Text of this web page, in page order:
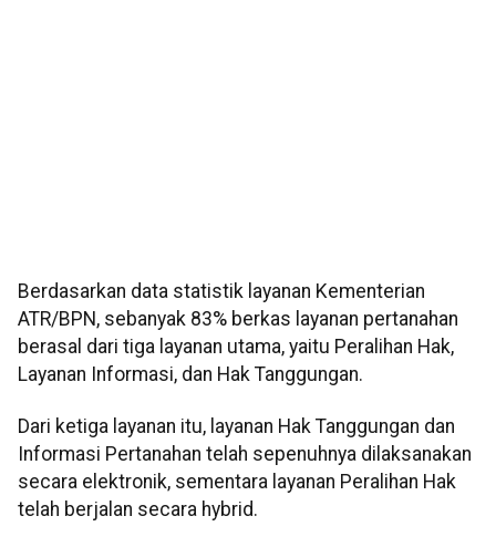
Berdasarkan data statistik layanan Kementerian
ATR/BPN, sebanyak 83% berkas layanan pertanahan
berasal dari tiga layanan utama, yaitu Peralihan Hak,
Layanan Informasi, dan Hak Tanggungan.
Dari ketiga layanan itu, layanan Hak Tanggungan dan
Informasi Pertanahan telah sepenuhnya dilaksanakan
secara elektronik, sementara layanan Peralihan Hak
telah berjalan secara hybrid.